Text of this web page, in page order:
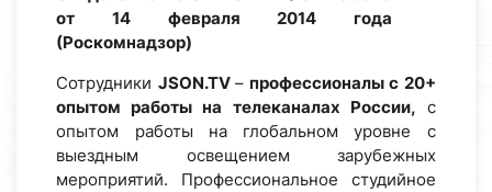
от 14 февраля 2014 года
(Роскомнадзор)
Сотрудники JSON.TV – профессионалы с 20+
опытом работы на телеканалах России, с
опытом работы на глобальном уровне с
выездным освещением зарубежных
мероприятий. Профессиональное студийное